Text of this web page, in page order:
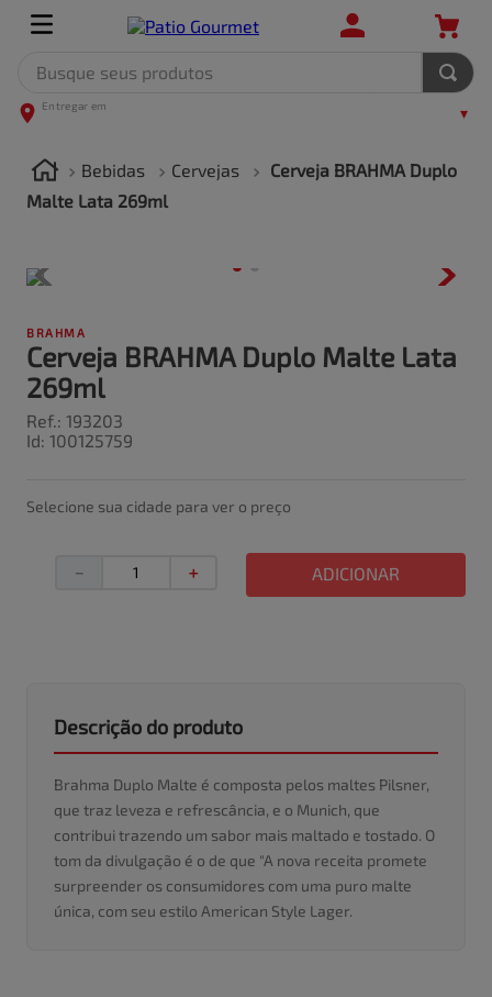
Bebidas Cervejas
Cerveja BRAHMA Duplo
Malte Lata 269ml
BRAHMA
Cerveja BRAHMA Duplo Malte Lata
269ml
Ref. : 193203
Id: 100125759
Selecione sua cidade para ver o preço
＋
－ ADICIONAR
Descrição do produto
Brahma Duplo Malte é composta pelos maltes Pilsner,
que traz leveza e refrescância, e o Munich, que
contribui trazendo um sabor mais maltado e tostado. O
tom da divulgação é o de que "A nova receita promete
surpreender os consumidores com uma puro malte
única, com seu estilo American Style Lager.
TERMOS MAIS BUSCADOS
2º
4